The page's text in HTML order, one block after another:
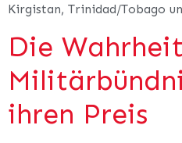
Kirgistan, Trinidad/Tobago
Die
ihren Preis